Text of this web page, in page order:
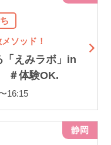
ソッド！
「えみラボ」in
＃体験OK.
16:15
静岡